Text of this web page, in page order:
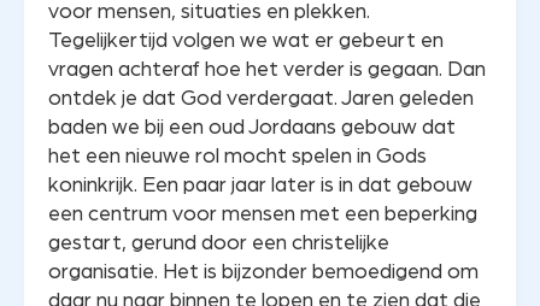
voor mensen, situaties en plekken.
Tegelijkertijd volgen we wat er gebeurt en
vragen achteraf hoe het verder is gegaan. Dan
ontdek je dat God verdergaat. Jaren geleden
baden we bij een oud Jordaans gebouw dat
het een nieuwe rol mocht spelen in Gods
koninkrijk. Een paar jaar later is in dat gebouw
een centrum voor mensen met een beperking
gestart, gerund door een christelijke
organisatie. Het is bijzonder bemoedigend om
daar nu naar binnen te lopen en te zien dat die